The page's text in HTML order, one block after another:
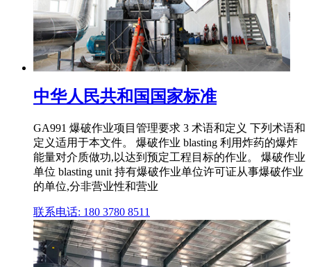
中华人民共和国国家标准
GA991 爆破作业项目管理要求 3 术语和定义 下列术语和
定义适用于本文件。 爆破作业 blasting 利用炸药的爆炸
能量对介质做功,以达到预定工程目标的作业。 爆破作业
单位 blasting unit 持有爆破作业单位许可证从事爆破作业
的单位,分非营业性和营业
联系电话: 180 3780 8511